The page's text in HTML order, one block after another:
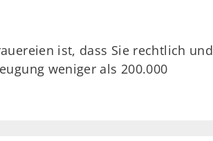
ist, dass Sie rechtlich und
weniger als 200.000